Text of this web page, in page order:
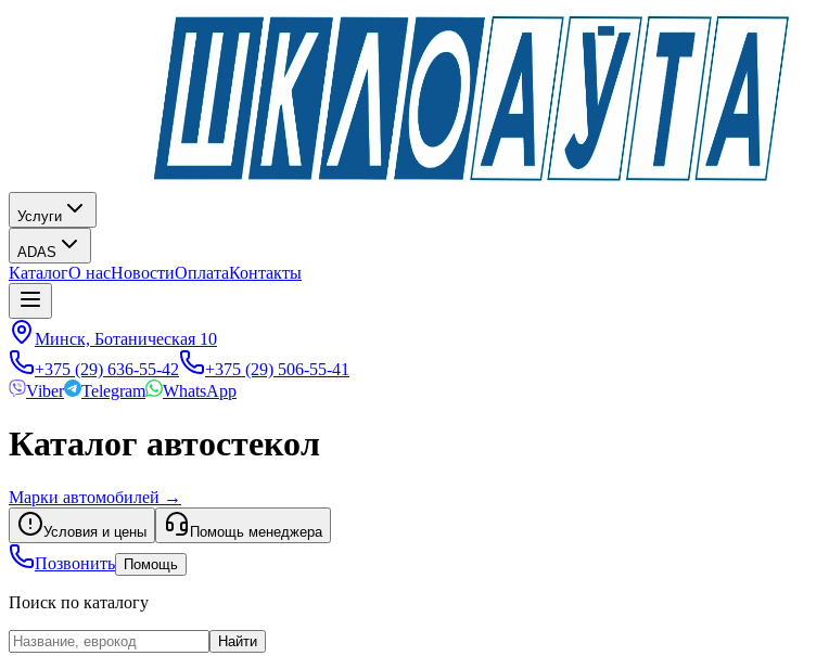
Услуги
ADAS
КаталогО насНовостиОплатаКонтакты
Минск, Ботаническая 10
+375 (29) 636-55-42
+375 (29) 506-55-41
Viber
Telegram WhatsApp
Каталог автостекол
Марки автомобилей →
Условия и цены Помощь менеджера
Позвонить Помощь
Поиск по каталогу
Найти